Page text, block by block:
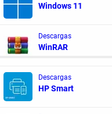
Windows 11
Descargas
WinRAR
Descargas
HP Smart